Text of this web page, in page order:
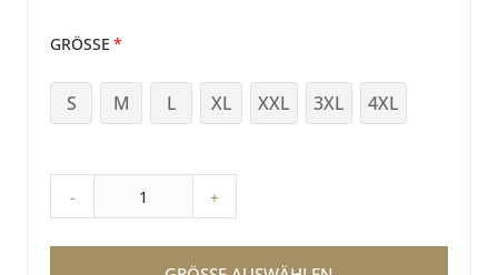
GRÖSSE
S M L XL XXL 3XL 4XL
- +